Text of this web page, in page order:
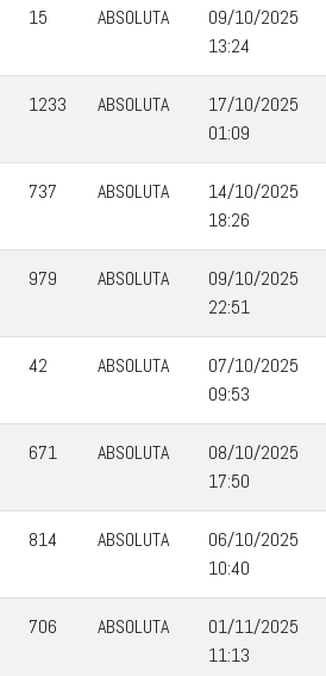
15 ABSOLUTA
09/10/2025
13:24
1233 ABSOLUTA
17/10/2025
01:09
737 ABSOLUTA
14/10/2025
18:26
979 ABSOLUTA
09/10/2025
22:51
42 ABSOLUTA
07/10/2025
09:53
671 ABSOLUTA
08/10/2025
17:50
814 ABSOLUTA
06/10/2025
10:40
706 ABSOLUTA
01/11/2025
11:13